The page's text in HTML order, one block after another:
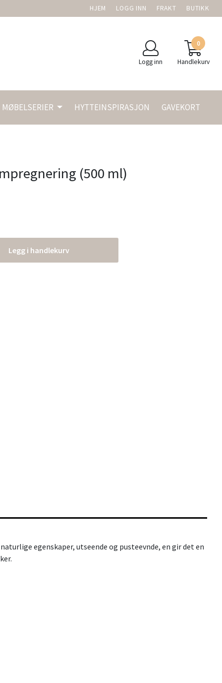
HJEM LOGG INN FRAKT BUTIKK
Logg inn
0
Handlekurv
MØBELSERIER HYTTEINSPIRASJON GAVEKORT
(500 ml)
Legg i handlekurv
egenskaper, utseende og pusteevnde, en gir det en